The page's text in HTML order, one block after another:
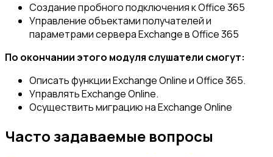
Создание пробного подключения к Office 365
Управление объектами получателей и
параметрами сервера Exchange в Office 365
По окончании этого модуля слушатели смогут:
Описать функции Exchange Online и Office 365.
Управлять Exchange Online.
Осуществить миграцию на Exchange Online
Часто задаваемые вопросы